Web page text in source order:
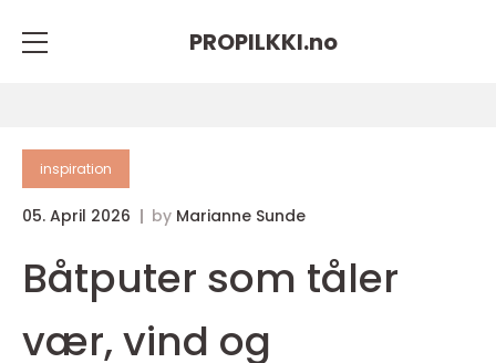
PROPILKKI.no
inspiration
05. April 2026 by Marianne Sunde
Båtputer som tåler
vær, vind og